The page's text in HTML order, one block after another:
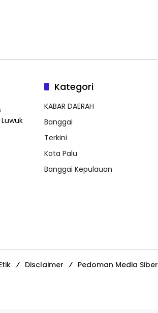
Kategori
KABAR DAERAH
Banggai
Terkini
Kota Palu
Banggai Kepulauan
Disclaimer Pedoman Media Siber